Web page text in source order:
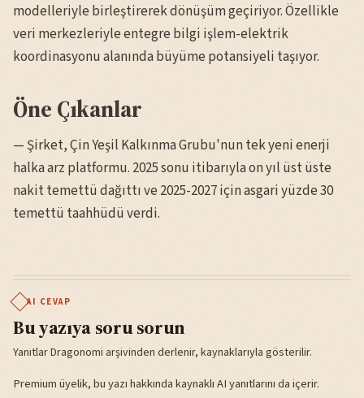
modelleriyle birleştirerek dönüşüm geçiriyor. Özellikle
veri merkezleriyle entegre bilgi işlem-elektrik
koordinasyonu alanında büyüme potansiyeli taşıyor.
Öne Çıkanlar
— Şirket, Çin Yeşil Kalkınma Grubu'nun tek yeni enerji
halka arz platformu. 2025 sonu itibarıyla on yıl üst üste
nakit temettü dağıttı ve 2025-2027 için asgari yüzde 30
temettü taahhüdü verdi.
AI CEVAP
Bu yazıya soru sorun
Yanıtlar Dragonomi arşivinden derlenir, kaynaklarıyla gösterilir.
Premium üyelik, bu yazı hakkında kaynaklı AI yanıtlarını da içerir.